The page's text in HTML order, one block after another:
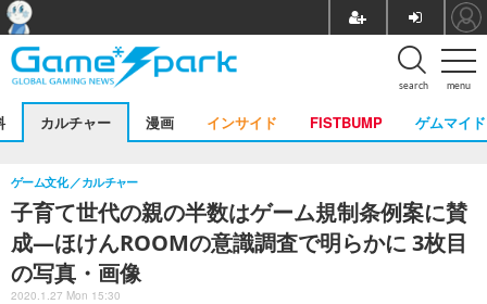
menu
search
カルチャー 漫画 インサイド FISTBUMP ゲムマイド
子育て世代の親の半数はゲーム規制条例案に賛
成―ほけんROOMの意識調査で明らかに 3枚目
の写真・画像
ゲーム文化 カルチャー
2020.1.27 Mon 15:30